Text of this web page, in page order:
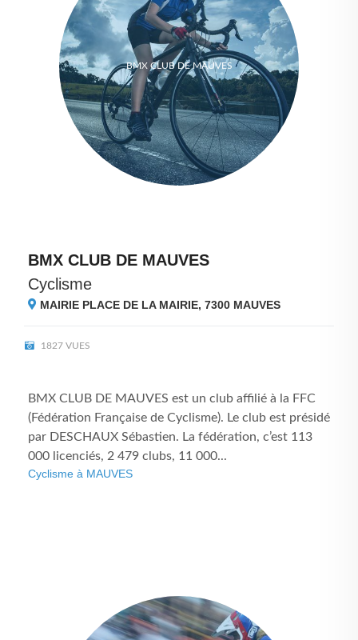
BMX CLUB DE MAUVES
BMX CLUB DE MAUVES
Cyclisme
MAIRIE PLACE DE LA MAIRIE, 7300 MAUVES
1827 VUES
BMX CLUB DE MAUVES est un club affilié à la FFC
(Fédération Française de Cyclisme). Le club est présidé
par DESCHAUX Sébastien. La fédération, c’est 113
000 licenciés, 2 479 clubs, 11 000...
Cyclisme à MAUVES